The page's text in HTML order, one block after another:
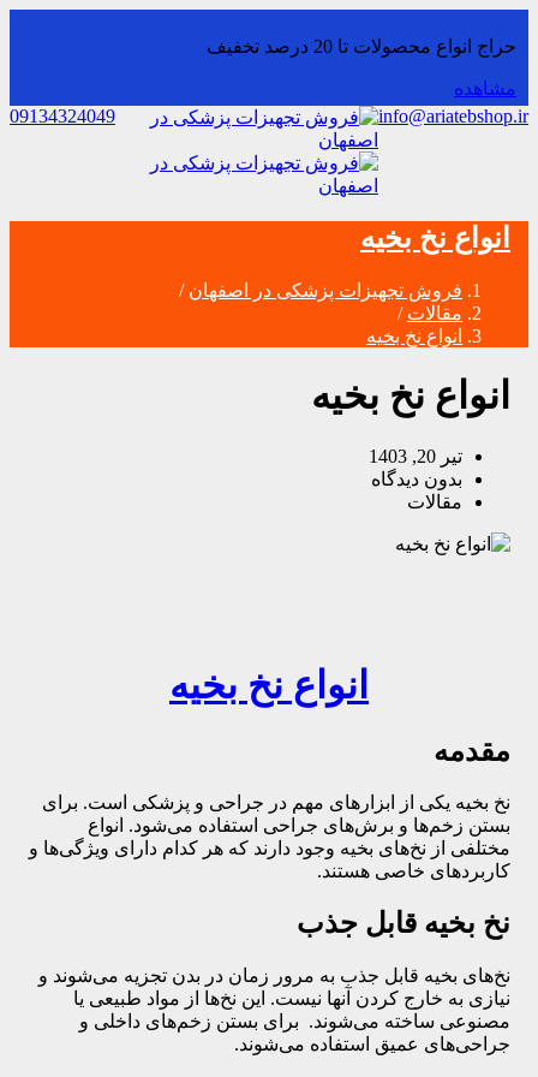
حراج انواع محصولات تا 20 درصد تخفیف
مشاهده
info@ariatebshop.ir
09134324049
انواع نخ بخیه
فروش تجهیزات پزشکی در اصفهان /
مقالات /
انواع نخ بخیه
انواع نخ بخیه
تیر 20, 1403
بدون دیدگاه
مقالات
انواع نخ بخیه
مقدمه
نخ بخیه یکی از ابزارهای مهم در جراحی و پزشکی است. برای
بستن زخم‌ها و برش‌های جراحی استفاده می‌شود. انواع
مختلفی از نخ‌های بخیه وجود دارند که هر کدام دارای ویژگی‌ها و
کاربردهای خاصی هستند.
نخ بخیه قابل جذب
نخ‌های بخیه قابل جذب به مرور زمان در بدن تجزیه می‌شوند و
نیازی به خارج کردن آنها نیست. این نخ‌ها از مواد طبیعی یا
مصنوعی ساخته می‌شوند. برای بستن زخم‌های داخلی و
جراحی‌های عمیق استفاده می‌شوند.